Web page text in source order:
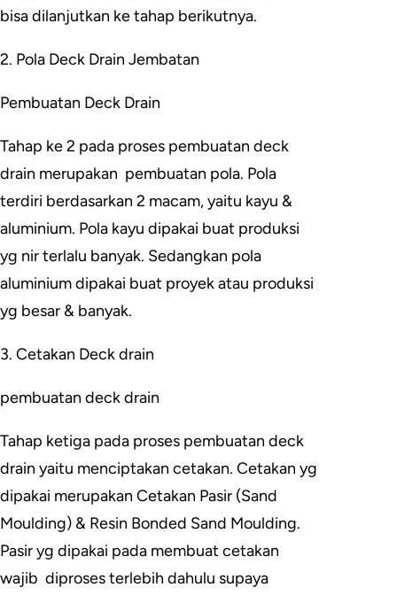
bisa dilanjutkan ke tahap berikutnya.
2. Pola Deck Drain Jembatan
Pembuatan Deck Drain
Tahap ke 2 pada proses pembuatan deck
drain merupakan pembuatan pola. Pola
terdiri berdasarkan 2 macam, yaitu kayu &
aluminium. Pola kayu dipakai buat produksi
yg nir terlalu banyak. Sedangkan pola
aluminium dipakai buat proyek atau produksi
yg besar & banyak.
3. Cetakan Deck drain
pembuatan deck drain
Tahap ketiga pada proses pembuatan deck
drain yaitu menciptakan cetakan. Cetakan yg
dipakai merupakan Cetakan Pasir (Sand
Moulding) & Resin Bonded Sand Moulding.
Pasir yg dipakai pada membuat cetakan
wajib diproses terlebih dahulu supaya